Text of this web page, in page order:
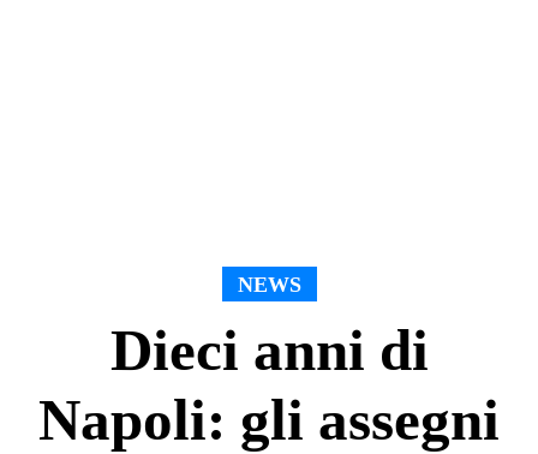
NEWS
Dieci anni di
Napoli: gli assegni